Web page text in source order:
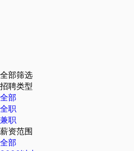
全部筛选
招聘类型
全部
全职
兼职
薪资范围
全部